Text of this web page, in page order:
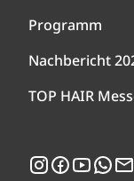
Programm
Nachbericht
TOP HAIR
Instagram
Facebook